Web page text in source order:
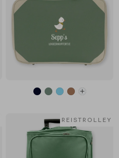
REISTROLLEY